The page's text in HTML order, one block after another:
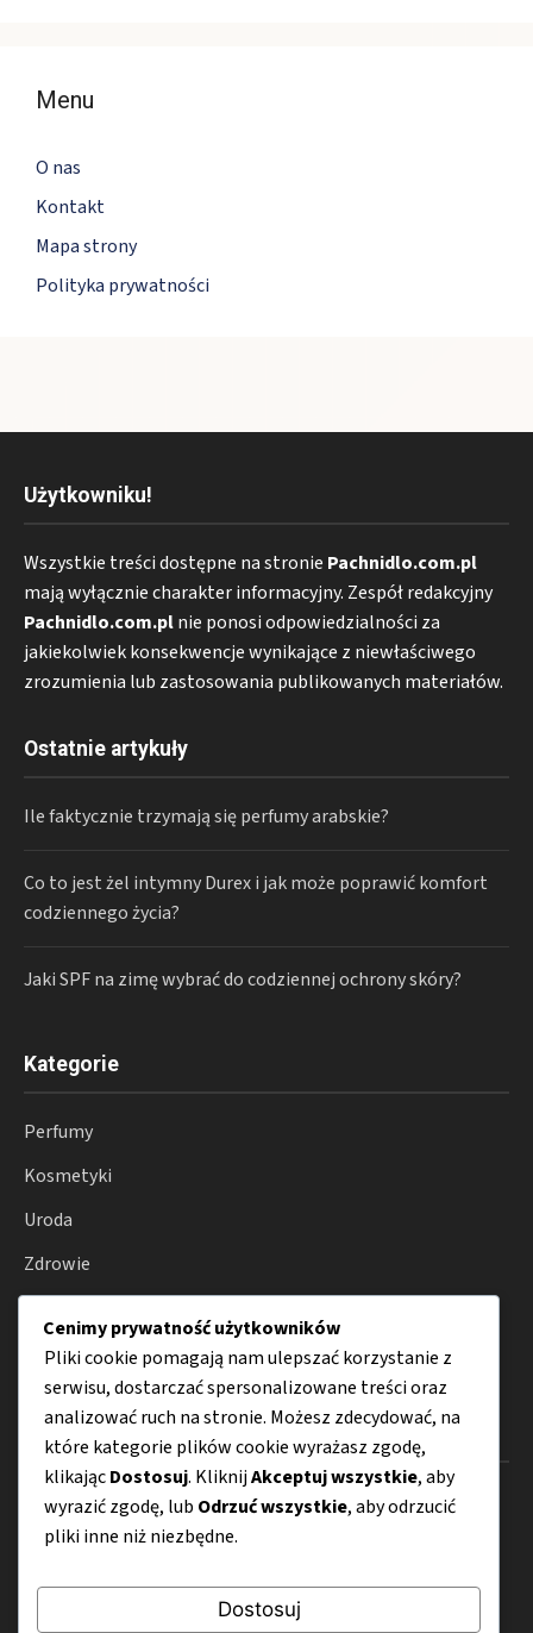
Menu
O nas
Kontakt
Mapa strony
Polityka prywatności
Użytkowniku!
Wszystkie treści dostępne na stronie Pachnidlo.com.pl
mają wyłącznie charakter informacyjny. Zespół redakcyjny
Pachnidlo.com.plnie ponosi odpowiedzialności za
jakiekolwiek konsekwencje wynikające z niewłaściwego
zrozumienia lub zastosowania publikowanych materiałów.
Ostatnie artykuły
Ile faktycznie trzymają się perfumy arabskie?
Co to jest żel intymny Durex i jak może poprawić komfort
codziennego życia?
Jaki SPF na zimę wybrać do codziennej ochrony skóry?
Kategorie
Perfumy
Kosmetyki
Uroda
Zdrowie
Porady
O nas
Kontakt
Mapa strony
Cenimy prywatność użytkowników
Pliki cookie pomagają nam ulepszać korzystanie z
serwisu, dostarczać spersonalizowane treści oraz
analizować ruch na stronie. Możesz zdecydować, na
które kategorie plików cookie wyrażasz zgodę,
klikającDostosuj. KliknijAkceptuj wszystkie, aby
wyrazić zgodę, lub Odrzuć wszystkie, aby odrzucić
pliki inne niż niezbędne.
Dostosuj